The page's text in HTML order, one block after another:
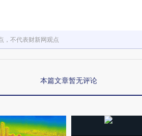
，不代表财新网观点
本篇文章暂无评论